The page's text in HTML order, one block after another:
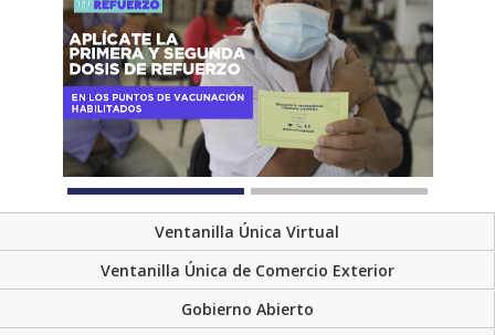
Ventanilla Única Virtual
Ventanilla Única de Comercio Exterior
Gobierno Abierto